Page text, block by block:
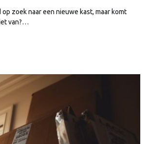
op zoek naar een nieuwe kast, maar komt
van?…